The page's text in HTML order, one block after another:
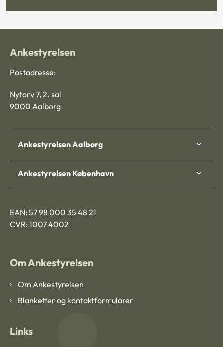
Ankestyrelsen
Postadresse:
Nytorv 7, 2. sal
9000 Aalborg
Ankestyrelsen Aalborg
Ankestyrelsen København
EAN: 57 98 000 35 48 21
CVR: 1007 4002
Om Ankestyrelsen
Om Ankestyrelsen
Blanketter og kontaktformularer
Links